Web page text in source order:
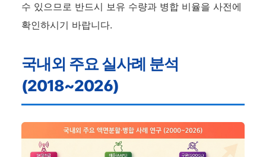
수 있으므로 반드시 보유 수량과 병합 비율을 사전에
확인하시기 바랍니다.
국내외 주요 실사례 분석
(2018~2026)